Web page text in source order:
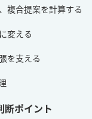
複合提案を計算する
変える
を支える
断ポイント